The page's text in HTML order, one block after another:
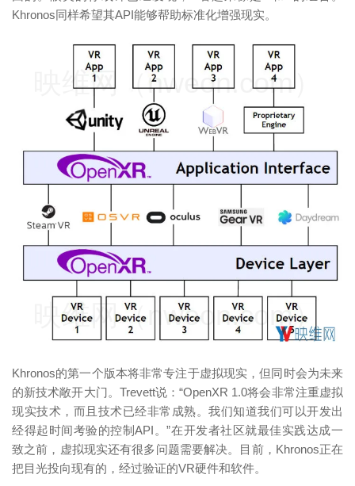
Khronos同样希望其API能够帮助标准化增强现实。
Khronos的第一个版本将非常专注于虚拟现实，但同时会为未来
的新技术敞开大门。Trevett说：“OpenXR 1.0将会非常注重虚拟
现实技术，而且技术已经非常成熟。我们知道我们可以开发出
经得起时间考验的控制API。”在开发者社区就最佳实践达成一
致之前，虚拟现实还有很多问题需要解决。目前，Khronos正在
把目光投向现有的，经过验证的VR硬件和软件。
映维网（nweon.com）
映维网（nweon.com）